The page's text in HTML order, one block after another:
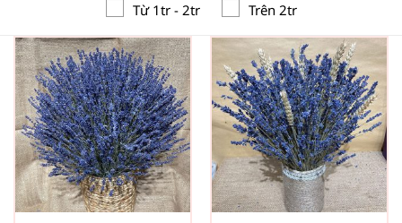
phổ
biến
Từ 1tr - 2tr
Trên 2tr